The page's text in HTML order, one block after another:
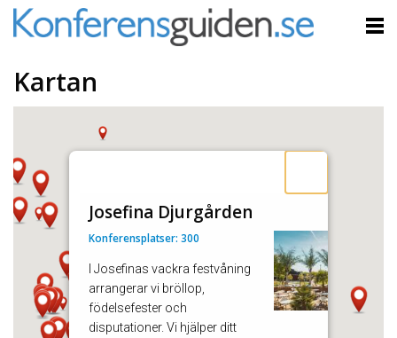
Kartan
Josefina Djurgården
Konferensplatser: 300
I Josefinas vackra festvåning
arrangerar vi bröllop,
födelsefester och
disputationer. Vi hjälper ditt